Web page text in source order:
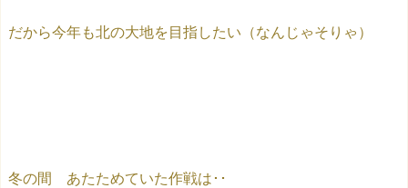
だから今年も北の大地を目指したい（なんじゃそりゃ）
冬の間 あたためていた作戦は･･